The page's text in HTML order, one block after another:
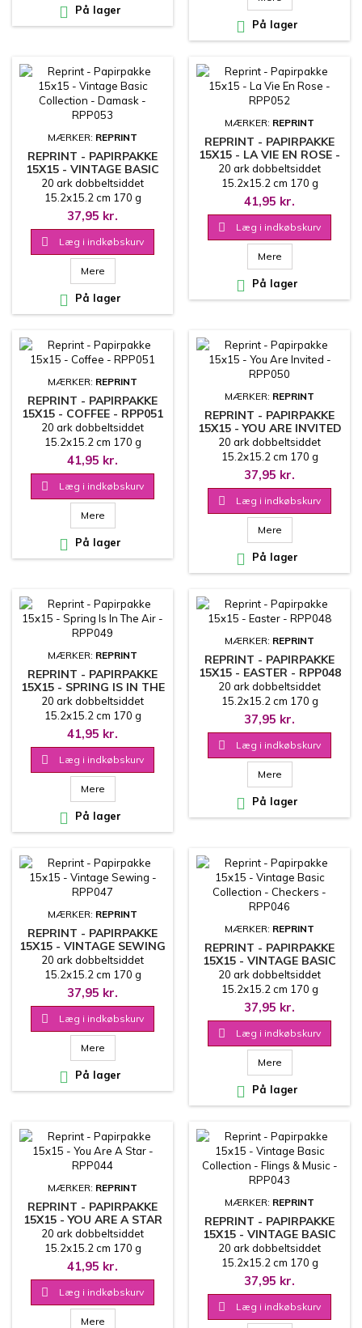
 På lager
 På lager
MÆRKER: REPRINT
REPRINT - PAPIRPAKKE
15X15 - VINTAGE BASIC
COLLECTION - DAMASK -
RPP053
20 ark dobbeltsiddet
15.2x15.2 cm 170 g
37,95 kr.
 Læg i indkøbskurv
Mere
 På lager
MÆRKER: REPRINT
REPRINT - PAPIRPAKKE
15X15 - LA VIE EN ROSE -
RPP052
20 ark dobbeltsiddet
15.2x15.2 cm 170 g
41,95 kr.
 Læg i indkøbskurv
Mere
 På lager
MÆRKER: REPRINT
REPRINT - PAPIRPAKKE
15X15 - COFFEE - RPP051
20 ark dobbeltsiddet
15.2x15.2 cm 170 g
41,95 kr.
 Læg i indkøbskurv
Mere
 På lager
MÆRKER: REPRINT
REPRINT - PAPIRPAKKE
15X15 - YOU ARE INVITED
- RPP050
20 ark dobbeltsiddet
15.2x15.2 cm 170 g
37,95 kr.
 Læg i indkøbskurv
Mere
 På lager
MÆRKER: REPRINT
REPRINT - PAPIRPAKKE
15X15 - SPRING IS IN THE
AIR - RPP049
20 ark dobbeltsiddet
15.2x15.2 cm 170 g
41,95 kr.
 Læg i indkøbskurv
Mere
 På lager
MÆRKER: REPRINT
REPRINT - PAPIRPAKKE
15X15 - EASTER - RPP048
20 ark dobbeltsiddet
15.2x15.2 cm 170 g
37,95 kr.
 Læg i indkøbskurv
Mere
 På lager
MÆRKER: REPRINT
REPRINT - PAPIRPAKKE
15X15 - VINTAGE SEWING
- RPP047
20 ark dobbeltsiddet
15.2x15.2 cm 170 g
37,95 kr.
 Læg i indkøbskurv
Mere
 På lager
MÆRKER: REPRINT
REPRINT - PAPIRPAKKE
15X15 - VINTAGE BASIC
COLLECTION -
CHECKERS - RPP046
20 ark dobbeltsiddet
15.2x15.2 cm 170 g
37,95 kr.
 Læg i indkøbskurv
Mere
 På lager
MÆRKER: REPRINT
REPRINT - PAPIRPAKKE
15X15 - YOU ARE A STAR
- RPP044
20 ark dobbeltsiddet
15.2x15.2 cm 170 g
41,95 kr.
 Læg i indkøbskurv
Mere
MÆRKER: REPRINT
REPRINT - PAPIRPAKKE
15X15 - VINTAGE BASIC
COLLECTION - FLINGS &
MUSIC - RPP043
20 ark dobbeltsiddet
15.2x15.2 cm 170 g
37,95 kr.
 Læg i indkøbskurv